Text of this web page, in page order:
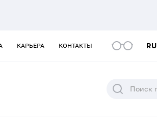
КАРЬЕРА КОНТАКТЫ RU